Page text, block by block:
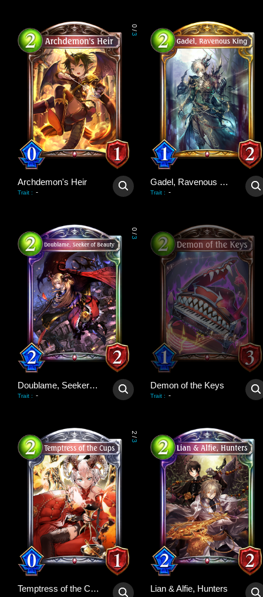
0
/
3
Archdemon's Heir
Trait : -
Gadel, Ravenous King
Trait : -
0
/
3
Doublame, Seeker of Beauty
Trait : -
Demon of the Keys
Trait : -
2
/
3
Temptress of the Cups Lian & Alfie, Hunters